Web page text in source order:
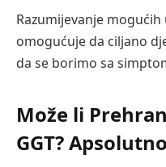
Razumijevanje
omogućuje da ciljano
da se borimo sa
Može li
GGT?